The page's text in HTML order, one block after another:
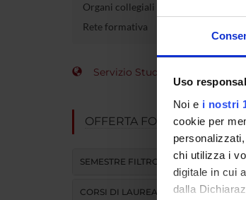
Uso
Noi e i nostri
cookie per
chi utilizza i
digitale in cui
dalla
Organi collegiali e di governo
Rete formativa
Servizio Studenti Internazionali
OFFERTA FORMATIVA
SEMESTRE FILTRO
CORSI DI LAUREA